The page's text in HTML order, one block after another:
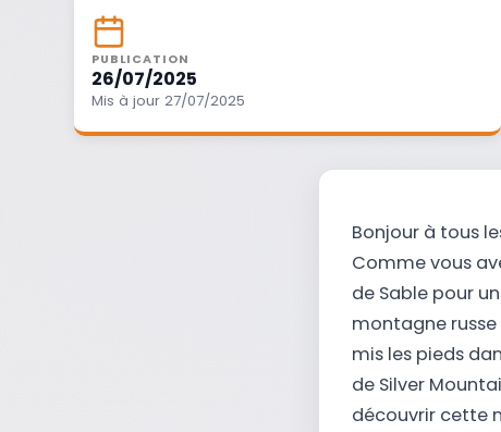
PUBLICATION
26/07/2025
Mis à jour 27/07/2025
Bonjour à tous
Comme vous
de Sable pour
montagne
mis les pieds
de Silver
découvrir cette